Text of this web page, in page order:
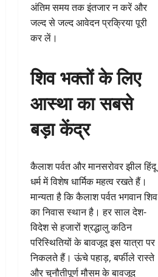
अंतिम समय तक इंतजार न करें और
जल्द से जल्द आवेदन प्रक्रिया पूरी
कर लें।
शिव भक्तों के लिए
आस्था का सबसे
बड़ा केंद्र
कैलाश पर्वत और मानसरोवर झील हिंदू
धर्म में विशेष धार्मिक महत्व रखते हैं।
मान्यता है कि कैलाश पर्वत भगवान शिव
का निवास स्थान है। हर साल देश-
विदेश से हजारों श्रद्धालु कठिन
परिस्थितियों के बावजूद इस यात्रा पर
निकलते हैं। ऊंचे पहाड़, बर्फीले रास्ते
और चुनौतीपूर्ण मौसम के बावजूद